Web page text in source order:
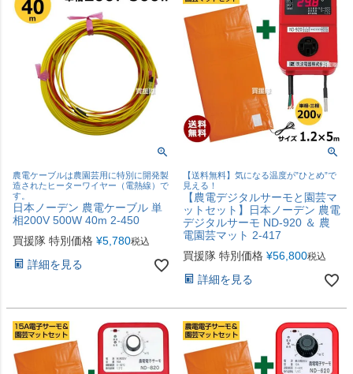
農電ケーブルは農園芸用に特別に開発製
造されたヒーターワイヤー（電熱線）で
す。
日本ノーデン 農電ケーブル 単
相200V 500W 40m 2-450
買援隊 特別価格 ¥5,780税込
詳細を見る
【送料無料】気になる温度が”ひとめ”で
見える！
【農電デジタルサーモと園芸マ
ットセット】日本ノーデン 農電
デジタルサーモ ND-920 ＆ 農
電園芸マット 2-417
買援隊 特別価格 ¥56,800税込
詳細を見る